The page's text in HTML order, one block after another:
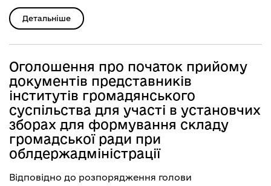
Детальніше
Оголошення про початок прийому
документів представників
інститутів громадянського
суспільства для участі в установчих
зборах для формування складу
громадської ради при
облдержадміністрації
Відповідно до розпорядження голови